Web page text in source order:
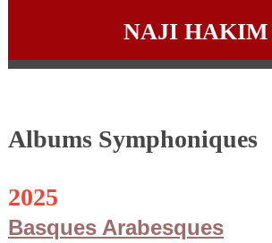
NAJI HAKIM
Albums Symphoniques
2025
Basques Arabesques